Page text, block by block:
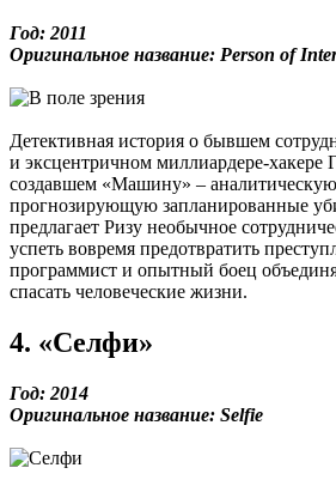
Год: 2011
Оригинальное название: Person of
Детективная история о бывшем
и эксцентричном миллиардере-хакере
создавшем «Машину» –
прогнозирующую запланированные
предлагает Ризу необычное
успеть вовремя предотвратить
программист и опытный боец
спасать человеческие жизни.
4. «Селфи»
Год: 2014
Оригинальное название: Selfie